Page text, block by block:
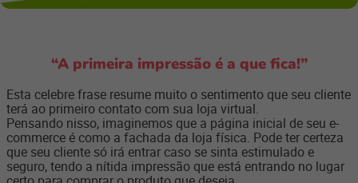
“A primeira impressão é a que fica!”
Esta celebre frase resume muito o sentimento que seu cliente
terá ao primeiro contato com sua loja virtual.
Pensando nisso, imaginemos que a página inicial de seu e­-
commerce é como a fachada da loja física. Pode ter certeza
que seu cliente só irá entrar caso se sinta estimulado e
seguro, tendo a nítida impressão que está entrando no lugar